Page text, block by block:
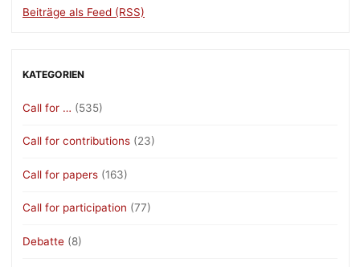
Beiträge als Feed (RSS)
KATEGORIEN
Call for … (535)
Call for contributions (23)
Call for papers (163)
Call for participation (77)
Debatte (8)